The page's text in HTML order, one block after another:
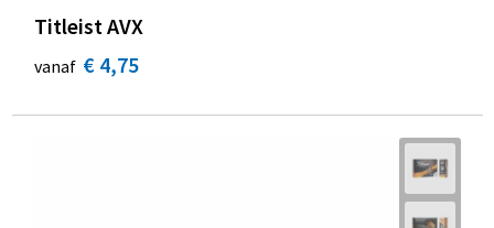
Titleist AVX
vanaf € 4,75